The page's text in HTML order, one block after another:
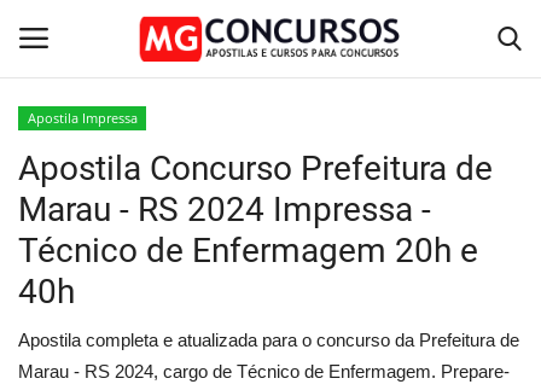
Home
Apostilas PDF
Apostila Impressa
Cursos Online
Apostila Impressa
Apostila Concurso Prefeitura de
Marau - RS 2024 Impressa -
Técnico de Enfermagem 20h e
40h
Apostila completa e atualizada para o concurso da Prefeitura de
Marau - RS 2024, cargo de Técnico de Enfermagem. Prepare-